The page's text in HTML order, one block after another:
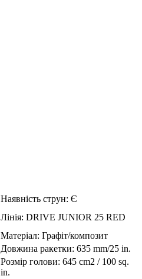
Наявність струн: Є
Лінія: DRIVE JUNIOR 25 RED
Матеріал: Графіт/композит
Довжина ракетки: 635 mm/25 in.
Розмір голови: 645 cm2 / 100 sq.
in.